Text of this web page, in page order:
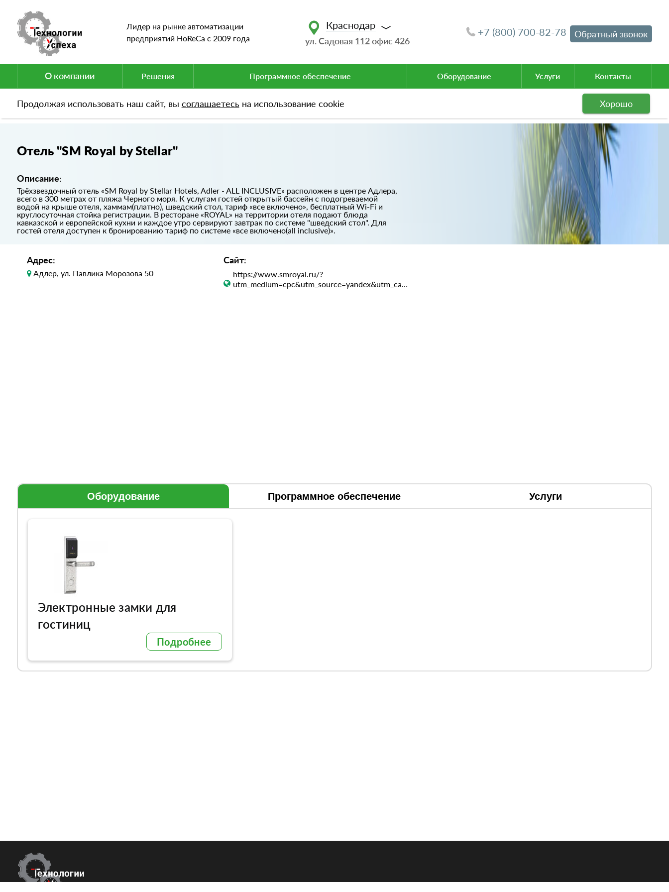
Лидер на рынке автоматизации
предприятий HoReCa c 2009 года
Краснодар
ул. Садовая 112 офис 426
+7 (800) 700-82-78 Обратный звонок
О компании Решения Программное обеспечение Оборудование Услуги Контакты
Продолжая использовать наш сайт, вы соглашаетесь на использование cookie Хорошо
Портфолио Отель "SM Royal by Stellar"
Отель "SM Royal by Stellar"
Описание:
Трёхзвездочный отель «SM Royal by Stellar Hotels, Adler - ALL INСLUSIVE» расположен в центре Адлера,
всего в 300 метрах от пляжа Черного моря. К услугам гостей открытый бассейн с подогреваемой
водой на крыше отеля, хаммам(платно), шведский стол, тариф «все включено», бесплатный Wi-Fi и
круглосуточная стойка регистрации. В ресторане «ROYAL» на территории отеля подают блюда
кавказской и европейской кухни и каждое утро сервируют завтрак по системе "шведский стол". Для
гостей отеля доступен к бронированию тариф по системе «все включено(all inclusive)».
Адрес:
Адлер, ул. Павлика Морозова 50
Сайт:
https://www.smroyal.ru/?
utm_medium=cpc&utm_source=yandex&utm_campaign=115329957&utm_content=16612615
Оборудование Программное обеспечение Услуги
Электронные замки для
гостиниц
Подробнее